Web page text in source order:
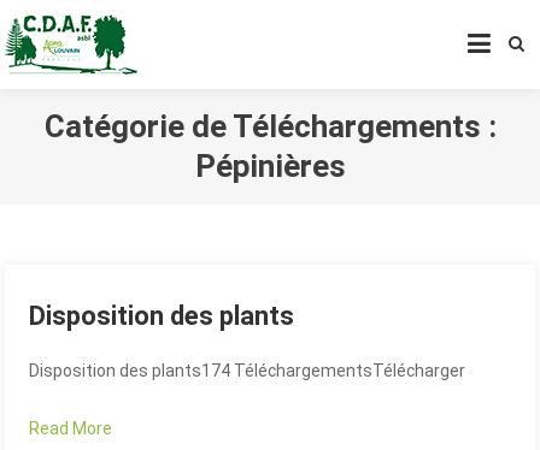
CENTRE DE DÉVELOPPEMENT
Catégorie de Téléchargements :
Pépinières
Disposition des plants
Disposition des plants174 TéléchargementsTélécharger
Read More